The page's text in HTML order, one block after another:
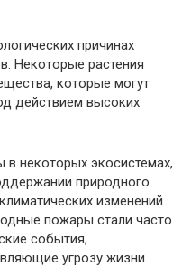
причинах
Некоторые растения
которые могут
действием высоких
некоторых экосистемах,
природного
изменений
пожары стали часто
события,
угрозу жизни.